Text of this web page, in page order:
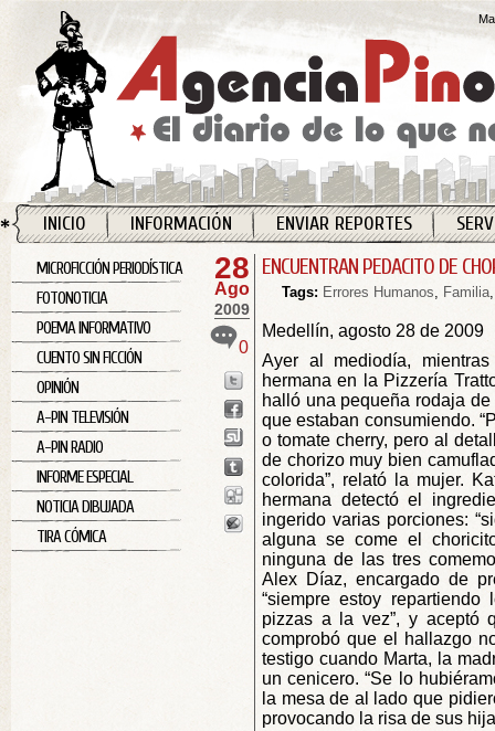
INICIO INFORMACIÓN ENVIAR REPORTES
MICROFICCIÓN PERIODÍSTICA
FOTONOTICIA
POEMA INFORMATIVO
CUENTO SIN FICCIÓN
OPINIÓN
A-PIN TELEVISIÓN
A-PIN RADIO
INFORME ESPECIAL
NOTICIA DIBUJADA
TIRA CÓMICA
28
Ago
2009
0
ENCUENTRAN PEDACITO DE
Tags: Errores Humanos, Familia
Medellín, agosto 28 de 2009
Ayer al mediodía,
hermana en la Pizzería
halló una pequeña rodaja
que estaban consumiendo.
o tomate cherry, pero al
de chorizo muy bien
colorida”, relató la mujer.
hermana detectó el
ingerido varias porciones:
alguna se come el
ninguna de las tres
Alex Díaz, encargado de
“siempre estoy
pizzas a la vez”, y aceptó
comprobó que el hallazgo
testigo cuando Marta, la
un cenicero. “Se lo
la mesa de al lado que
provocando la risa de sus